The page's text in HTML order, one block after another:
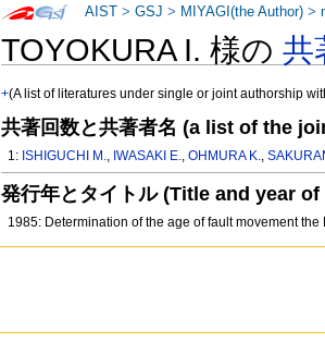
TOYOKURA I. 様の共
+(A list of literatures under single or joint authorship
共著回数と共著者名 (a list of the
1: ISHIGUCHI M., IWASAKI E.,OHMURA K.,
発行年とタイトル (Title and year
1985: Determination of the age of fault movement the
AIST >GSJ > MIYAGI(the Author) >